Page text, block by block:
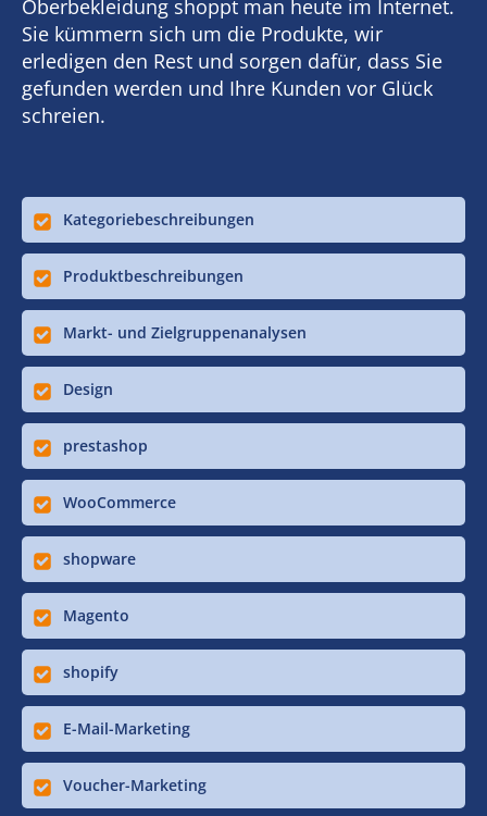
Oberbekleidung shoppt man heute im Internet.
Sie kümmern sich um die Produkte, wir
erledigen den Rest und sorgen dafür, dass Sie
gefunden werden und Ihre Kunden vor Glück
schreien.
Kategoriebeschreibungen
Produktbeschreibungen
Markt- und Zielgruppenanalysen
Design
prestashop
WooCommerce
shopware
Magento
shopify
E-Mail-Marketing
Voucher-Marketing